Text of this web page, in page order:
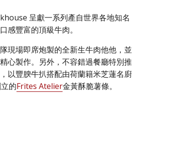
呈獻一系列產自世界各地知名
感豐富的頂級牛肉。
現場即席炮製的全新生牛肉他他，並
心製作。另外，不容錯過餐廳特別推
以豐腴牛扒搭配由荷蘭籍米芝蓮名廚
的Frites Atelier金黃酥脆薯條。